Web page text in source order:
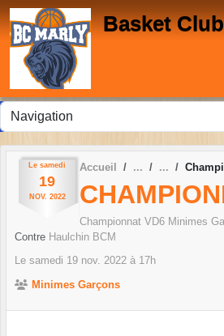
Basket
Le samedi
19
NOV. 2022
Accueil
Championnat VD6 Minimes
Contre Haulchin BCM
Le samedi 19 nov. 2022 à 17h
Minimes Garçons
Panneau de gestion des cookies